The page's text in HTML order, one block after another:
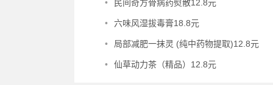
• 民间奇方骨病药熨散12.8元
• 六味风湿拔毒膏18.8元
• 局部减肥一抹灵 (纯中药物提取)12.8元
• 仙草动力茶（精品）12.8元